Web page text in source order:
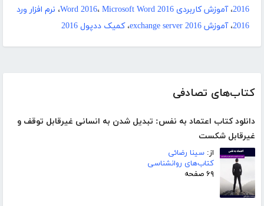
کتاب‌های تصادفی
دانلود کتاب اعتماد به نفس: تبدیل شدن به انسانی غیرقابل توقف و
غیرقابل شکست
از: سینا رضائی
کتاب‌های روانشناسی
۶۹ صفحه
2016،آموزش کاربردی Word 2016 ، Microsoft Word 2016 ، نرم افزار ورد
2016،آموزش exchange server 2016 ،کمیک ددپول 2016